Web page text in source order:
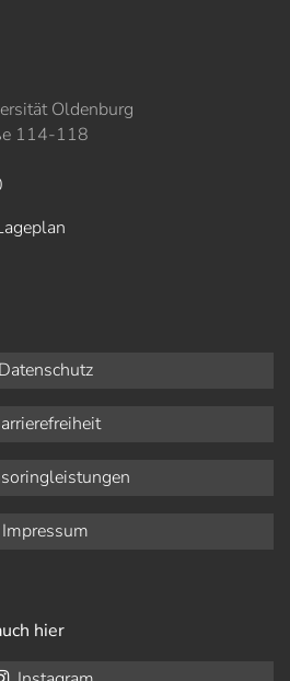
Oldenburg
114-118
Datenschutz
Impressum
hier